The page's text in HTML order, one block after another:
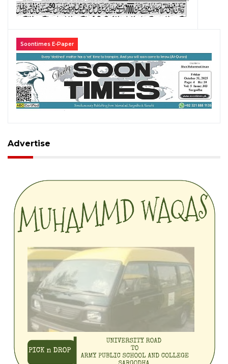
Soontimes E-Paper
Advertise